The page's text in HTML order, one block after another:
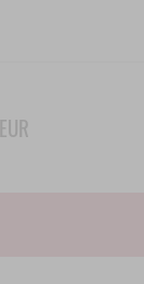
EUR